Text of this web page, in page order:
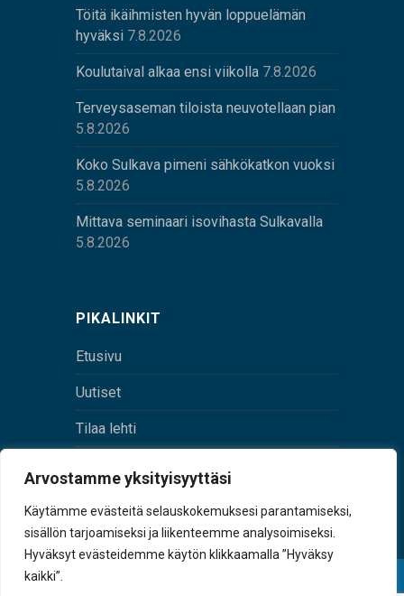
Arvostamme yksityisyyttäsi
Käytämme evästeitä selauskokemuksesi parantamiseksi,
sisällön tarjoamiseksi ja liikenteemme analysoimiseksi.
Hyväksyt evästeidemme käytön klikkaamalla ”Hyväksy
kaikki”.
Töitä ikäihmisten hyvän loppuelämän
hyväksi 7.8.2026
Koulutaival alkaa ensi viikolla 7.8.2026
Terveysaseman tiloista neuvotellaan pian
5.8.2026
Koko Sulkava pimeni sähkökatkon vuoksi
5.8.2026
Mittava seminaari isovihasta Sulkavalla
5.8.2026
PIKALINKIT
Etusivu
Uutiset
Tilaa lehti